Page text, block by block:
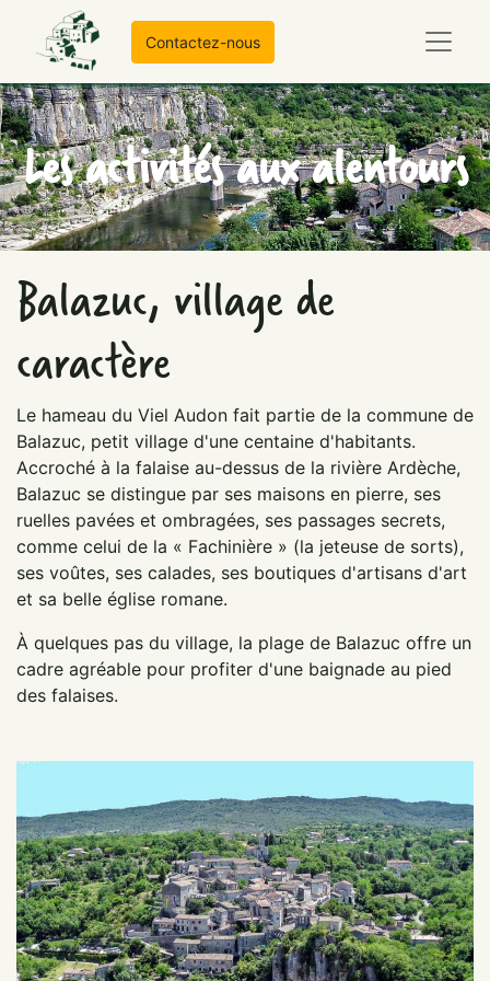
Contactez-nous
Les activités aux alentours
Balazuc, village de
caractère
Le hameau du Viel Audon fait partie de la commune de
Balazuc, petit village d'une centaine d'habitants.
Accroché à la falaise au-dessus de la rivière Ardèche,
Balazuc se distingue par ses maisons en pierre, ses
ruelles pavées et ombragées, ses passages secrets,
comme celui de la « Fachinière » (la jeteuse de sorts),
ses voûtes, ses calades, ses boutiques d'artisans d'art
et sa belle église romane.
À quelques pas du village, la plage de Balazuc offre un
cadre agréable pour profiter d'une baignade au pied
des falaises.